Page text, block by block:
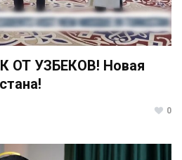
ОТ УЗБЕКОВ! Новая
0